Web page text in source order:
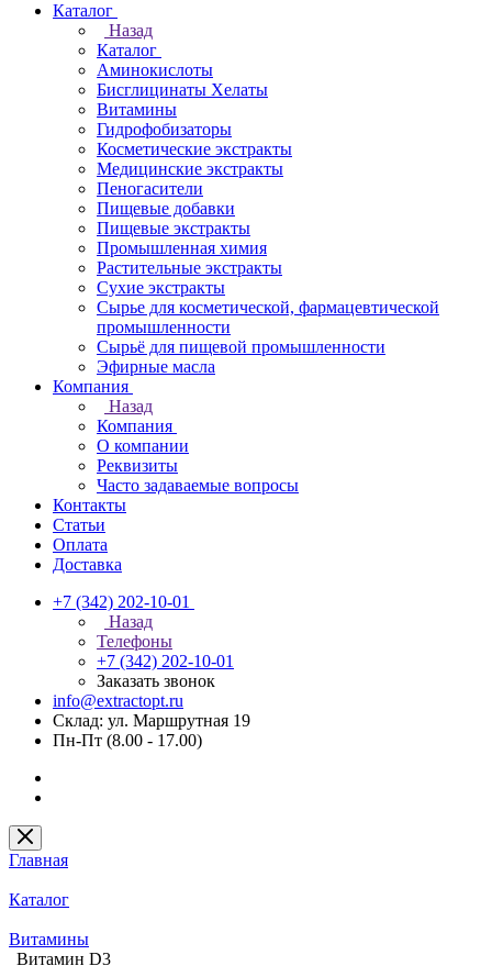
Каталог
Назад
Каталог
Аминокислоты
Бисглицинаты Хелаты
Витамины
Гидрофобизаторы
Косметические экстракты
Медицинские экстракты
Пеногасители
Пищевые добавки
Пищевые экстракты
Промышленная химия
Растительные экстракты
Сухие экстракты
Сырье для косметической, фармацевтической
промышленности
Сырьё для пищевой промышленности
Эфирные масла
Компания
Назад
Компания
О компании
Реквизиты
Часто задаваемые вопросы
Контакты
Статьи
Оплата
Доставка
+7 (342) 202-10-01
Назад
Телефоны
+7 (342) 202-10-01
Заказать звонок
info@extractopt.ru
Склад: ул. Маршрутная 19
Пн-Пт (8.00 - 17.00)
Главная
Каталог
Витамины
Витамин D3